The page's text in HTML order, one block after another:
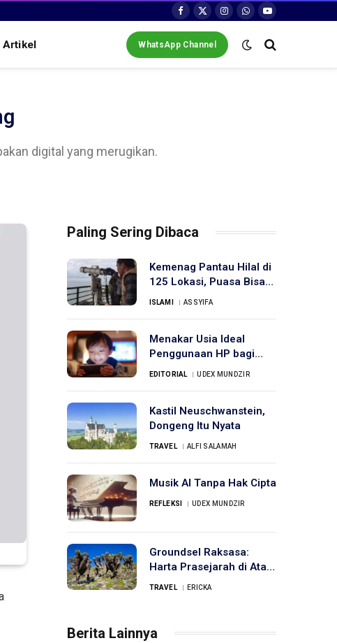
Facebook
X
(Twitter)
Instagram
WhatsApp
YouTube
Artikel WhatsApp Channel
digital yang merugikan.
Paling Sering Dibaca
Kemenag Pantau Hilal di
125 Lokasi, Puasa Bisa
Dimulai 1 Maret
ISLAMI ASSYIFA
Menakar Usia Ideal
Penggunaan HP bagi
Anak
EDITORIAL UDEX MUNDZIR
Kastil Neuschwanstein,
Dongeng Itu Nyata
TRAVEL ALFI SALAMAH
Musik AI Tanpa Hak Cipta
REFLEKSI UDEX MUNDZIR
Groundsel Raksasa:
Harta Prasejarah di Atap
Afrika
TRAVEL ERICKA
Berita Lainnya